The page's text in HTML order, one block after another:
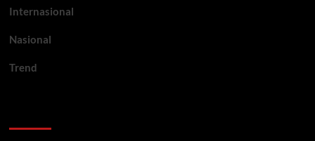
Internasional
Nasional
Trend